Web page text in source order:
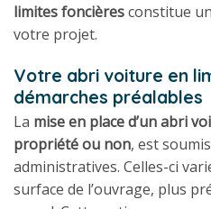
limites foncièresconstitue
votre projet.
Votre abri voiture en
démarches préalables
La mise en place d’un abri
propriété ou non, est
administratives. Celles-ci
surface de l’ouvrage, plus